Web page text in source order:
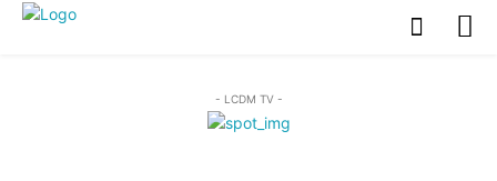
- LCDM TV -